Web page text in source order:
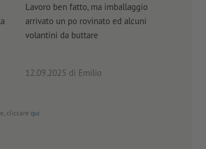
Lavoro ben fatto, ma imballaggio
arrivato un po rovinato ed alcuni
volantini da buttare
12.09.2025 di Emilio
cliccare qui.